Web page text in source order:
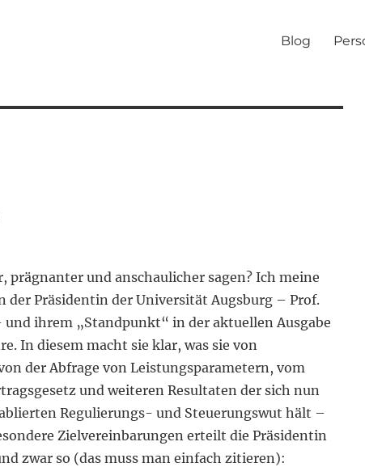
Blog
prägnanter und anschaulicher sagen? Ich meine
der Präsidentin der Universität Augsburg – Prof.
ihrem „Standpunkt“ in der aktuellen Ausgabe
In diesem macht sie klar, was sie von
der Abfrage von Leistungsparametern, vom
und weiteren Resultaten der sich nun
Regulierungs- und Steuerungswut hält –
Zielvereinbarungen erteilt die Präsidentin
zwar so (das muss man einfach zitieren):